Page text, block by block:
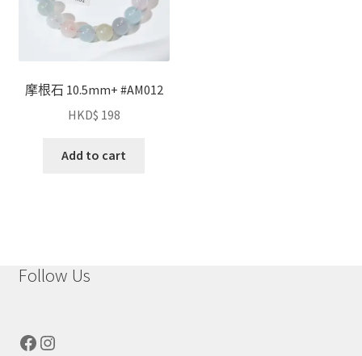
摩根石 10.5mm+ #AM012
HKD$ 198
Add to cart
Follow Us
Facebook
Instagram